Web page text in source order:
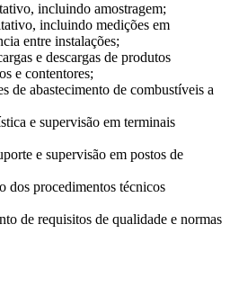
incluindo amostragem;
incluindo medições em
entre instalações;
e descargas de produtos
e contentores;
de abastecimento de combustíveis a
e supervisão em terminais
e supervisão em postos de
dos procedimentos técnicos
de requisitos de qualidade e normas